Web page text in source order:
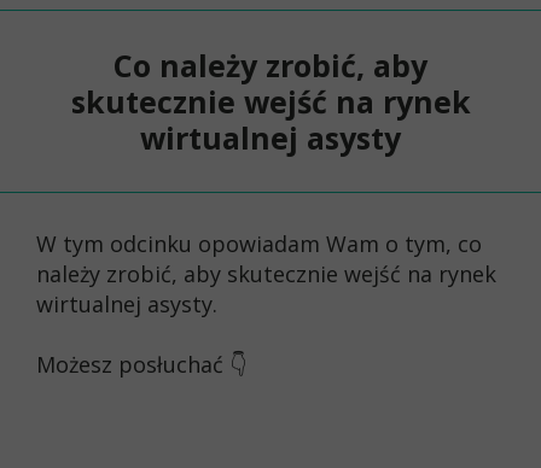
Co należy zrobić, aby
skutecznie wejść na rynek
wirtualnej asysty
W tym odcinku opowiadam Wam o tym, co
należy zrobić, aby skutecznie wejść na rynek
wirtualnej asysty.
Możesz posłuchać 👇